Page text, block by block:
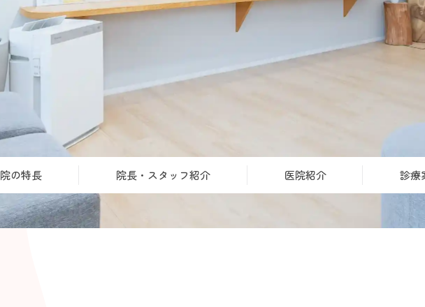
の特長 院長・スタッフ紹介 医院紹介 診療